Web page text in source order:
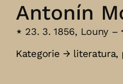
Antonín
⋆ 23. 3. 1856, Louny –
Kategorie → literatura,